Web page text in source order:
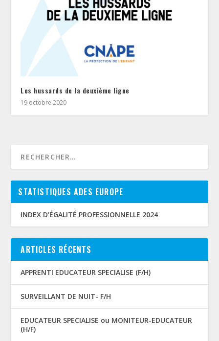
Les hussards de la deuxième ligne
19 octobre 2020
STATISTIQUES ADES EUROPE
INDEX D’ÉGALITÉ PROFESSIONNELLE 2024
ARTICLES RÉCENTS
APPRENTI EDUCATEUR SPECIALISE (F/H)
SURVEILLANT DE NUIT- F/H
EDUCATEUR SPECIALISE ou MONITEUR-EDUCATEUR
(H/F)